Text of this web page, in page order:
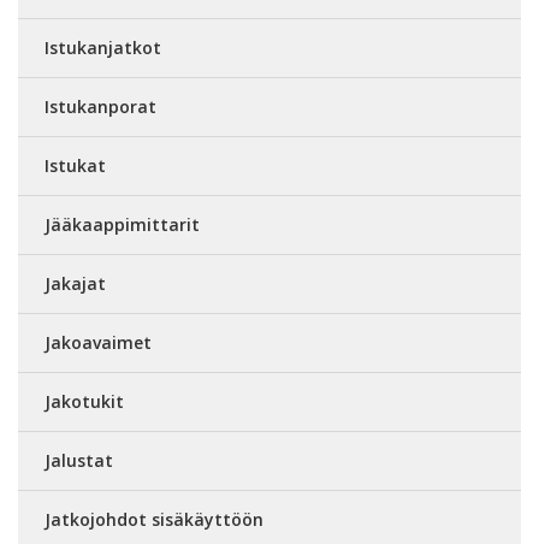
Istukanjatkot
Istukanporat
Istukat
Jääkaappimittarit
Jakajat
Jakoavaimet
Jakotukit
Jalustat
Jatkojohdot sisäkäyttöön